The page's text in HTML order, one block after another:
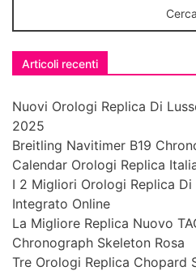
Articoli recenti
Nuovi Orologi Replica Di
2025
Breitling Navitimer B19
Calendar Orologi Replica
I 2 Migliori Orologi Replica
Integrato Online
La Migliore Replica Nuovo
Chronograph Skeleton Rosa
Tre Orologi Replica Chopard